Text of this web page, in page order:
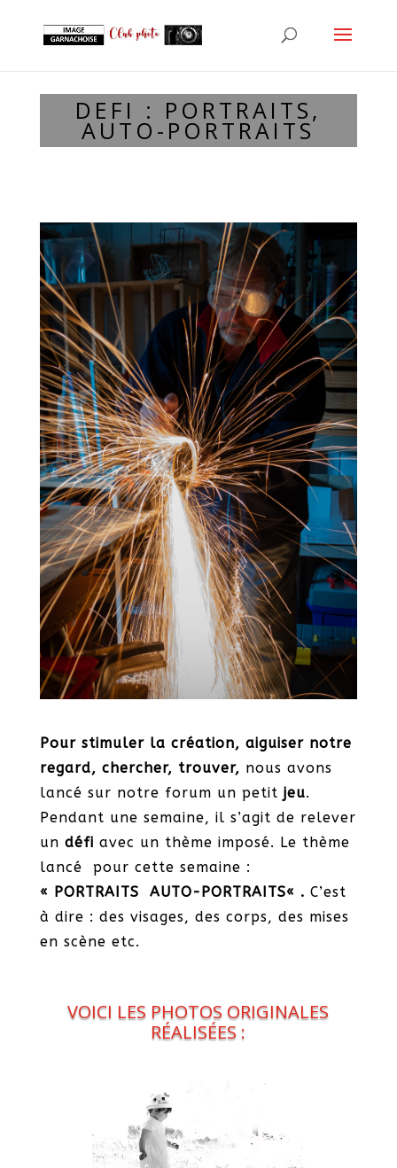
DEFI : PORTRAITS,
AUTO-PORTRAITS
Pour stimuler la création, aiguiser notre
regard, chercher, trouver, nous avons
lancé sur notre forum un petit jeu.
Pendant une semaine, il s’agit de relever
un défi avec un thème imposé. Le thème
lancé pour cette semaine :
« PORTRAITS AUTO-PORTRAITS« . C’est
à dire : des visages, des corps, des mises
en scène etc.
VOICI LES PHOTOS ORIGINALES
RÉALISÉES :